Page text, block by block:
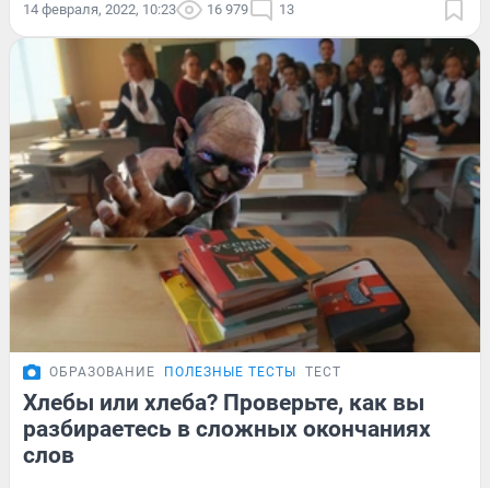
14 февраля, 2022, 10:23 16 979 13
ОБРАЗОВАНИЕ ПОЛЕЗНЫЕ ТЕСТЫ ТЕСТ
Хлебы или хлеба? Проверьте, как вы
разбираетесь в сложных окончаниях
слов